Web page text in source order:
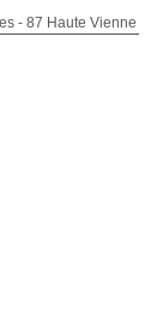
- 87 Haute Vienne